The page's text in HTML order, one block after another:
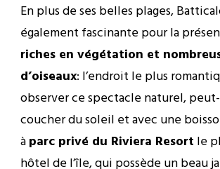
En plus de ses belles plages,
également fascinante pour la
riches en végétation et
d’oiseaux: l’endroit le plus
observer ce spectacle naturel,
coucher du soleil et avec une
àparc privé du Riviera Resort le
hôtel de l’île, qui possède un beau